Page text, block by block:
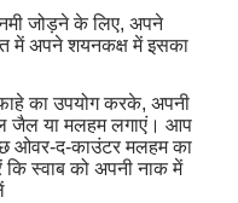
जोड़ने के लिए, अपने
में अपने शयनकक्ष में इसका
का उपयोग करके, अपनी
जैल या मलहम लगाएं। आप
ओवर-द-काउंटर मलहम का
स्वाब को अपनी नाक में